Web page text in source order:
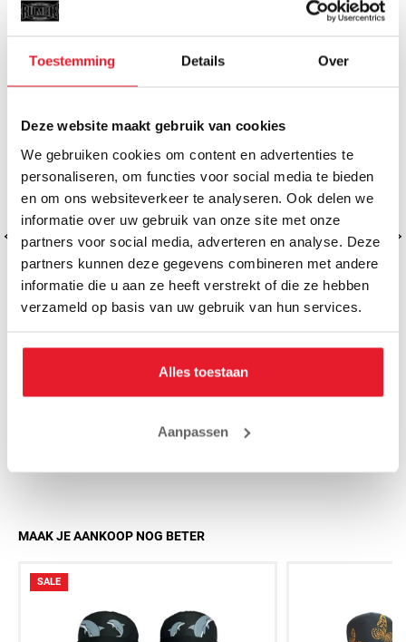
Toestemming Details Over
Deze website maakt gebruik van cookies
We gebruiken cookies om content en advertenties te
personaliseren, om functies voor social media te bieden
en om ons websiteverkeer te analyseren. Ook delen we
informatie over uw gebruik van onze site met onze
partners voor social media, adverteren en analyse. Deze
partners kunnen deze gegevens combineren met andere
informatie die u aan ze heeft verstrekt of die ze hebben
verzameld op basis van uw gebruik van hun services.
Alles toestaan
Aanpassen
MISSCHIEN VIND JE DIT OOK LEUK
Joya Gear Bokshandschoenen
Butterfly Goud
MAAK JE AANKOOP NOG BETER
SALE